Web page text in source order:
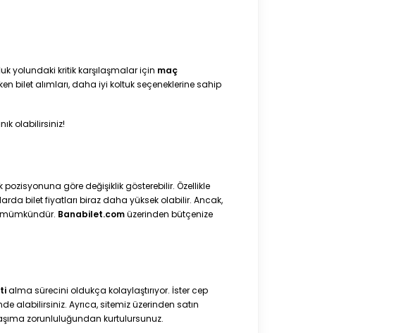
yolundaki kritik karşılaşmalar için maç
bilet alımları, daha iyi koltuk seçeneklerine sahip
olabilirsiniz!
göre değişiklik gösterebilir. Özellikle
bilet fiyatları biraz daha yüksek olabilir. Ancak,
Banabilet.comüzerinden bütçenize
alma sürecini oldukça kolaylaştırıyor. İster cep
alabilirsiniz. Ayrıca, sitemiz üzerinden satın
zorunluluğundan kurtulursunuz.